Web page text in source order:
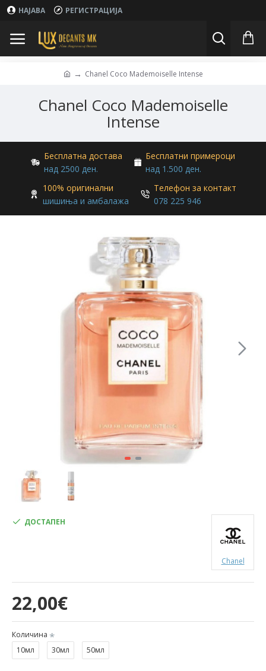
НАЈАВА РЕГИСТРАЦИЈА
Chanel Coco Mademoiselle Intense
Chanel Coco Mademoiselle
Intense
Бесплатна достава
над 2500 ден.
Бесплатни примероци
над 1.500 ден.
100% оригинални
шишиња и амбалажа
Телефон за контакт
078 225 946
22,00€
ДОСТАПЕН
Chanel
Количина
10мл
30мл 50мл